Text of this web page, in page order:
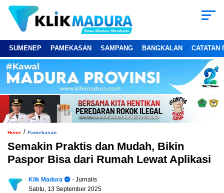
SUMENEP PAMEKASAN SAMPANG BANGKALAN CATATAN
Home / Pamekasan
Semakin Praktis dan Mudah, Bikin
Paspor Bisa dari Rumah Lewat Aplikasi
Klik Madura
- Jurnalis
Sabtu, 13 September 2025